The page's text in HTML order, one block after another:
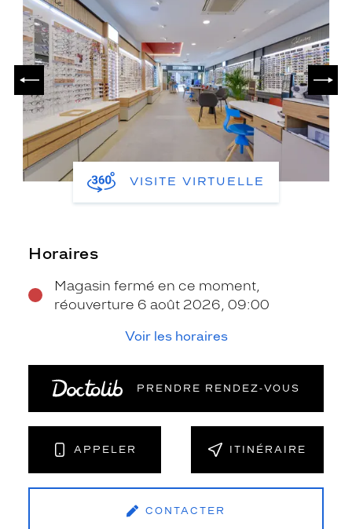
PRÉCÉDENT
VISITE VIRTUELLE
Horaires
Magasin fermé en ce moment,
réouverture 6 août 2026, 09:00
Voir les horaires
PRENDRE RENDEZ‑VOUS
APPELER ITINÉRAIRE
CONTACTER